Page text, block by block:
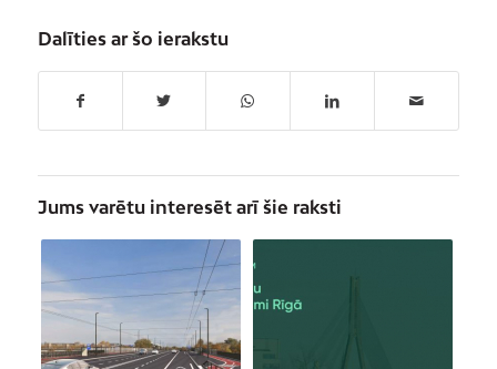
Dalīties ar šo ierakstu
Jums varētu interesēt arī šie raksti